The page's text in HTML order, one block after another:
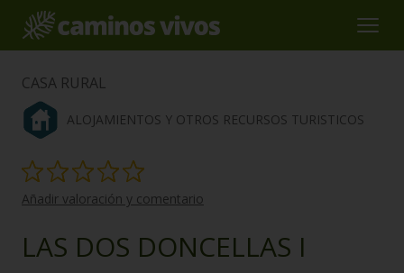
CASA RURAL
ALOJAMIENTOS Y OTROS RECURSOS TURISTICOS
Añadir valoración y comentario
LAS DOS DONCELLAS I